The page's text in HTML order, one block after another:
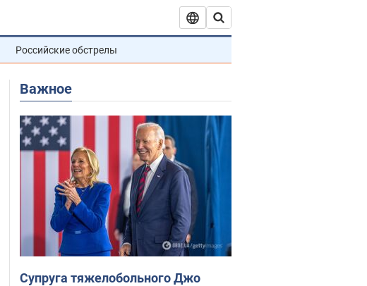
Российские обстрелы
Важное
Супруга тяжелобольного Джо